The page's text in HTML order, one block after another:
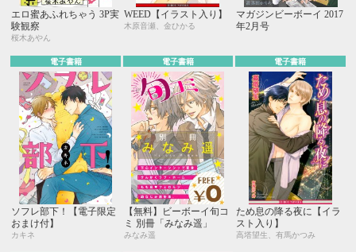
エロ蜜あふれちゃう 3P実
験観察
桜木あやん
WEED【イラスト入り】
木原音瀬、金ひかる
マガジンビーボーイ 2017
年2月号
電子書籍
ソフレ部下！【電子限定
おまけ付】
カキネ
電子書籍
【無料】ビーボーイ旬コ
ミ 別冊「みなみ遥」
みなみ遥
電子書籍
ため息の降る夜に【イラ
スト入り】
高塔望生、有馬かつみ